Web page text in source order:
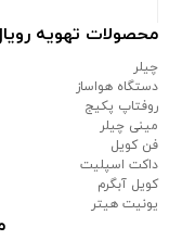
محصولات تهویه
چیلر
دستگاه هواساز
روفتاپ پکیج
مینی چیلر
فن کویل
داکت اسپلیت
کویل آبگرم
یونیت هیتر